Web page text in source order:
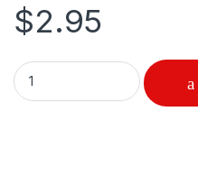
$2.95
Llave Tipo L 11mm quantity